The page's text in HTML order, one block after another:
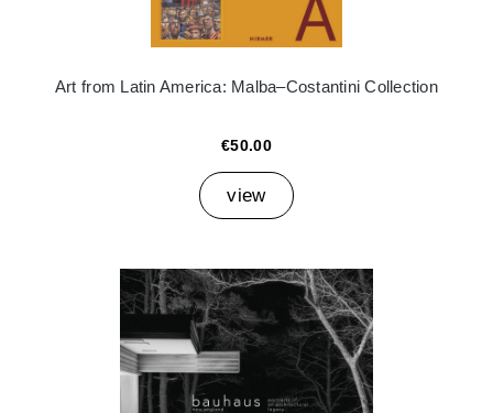
Art from Latin America: Malba–Costantini Collection
€50.00
view